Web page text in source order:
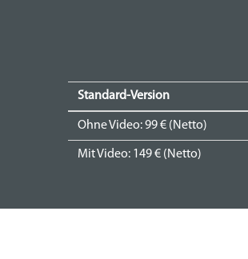
Standard-Version
Ohne Video: 99 € (Netto)
Mit Video: 149 € (Netto)